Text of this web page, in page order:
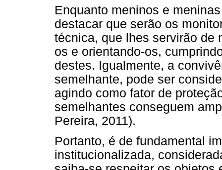
Enquanto meninos e
destacar que serão os
técnica, que lhes servirão de
os e orientando-os,
destes. Igualmente, a
semelhante, pode ser
agindo como fator de
semelhantes conseguem
Pereira, 2011).
Portanto, é de fundamental
institucionalizada,